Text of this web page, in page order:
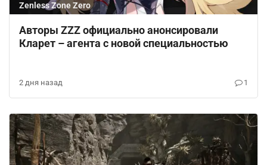
Zenless Zone Zero
Авторы ZZZ официально анонсировали
Кларет – агента с новой специальностью
2 дня назад 1